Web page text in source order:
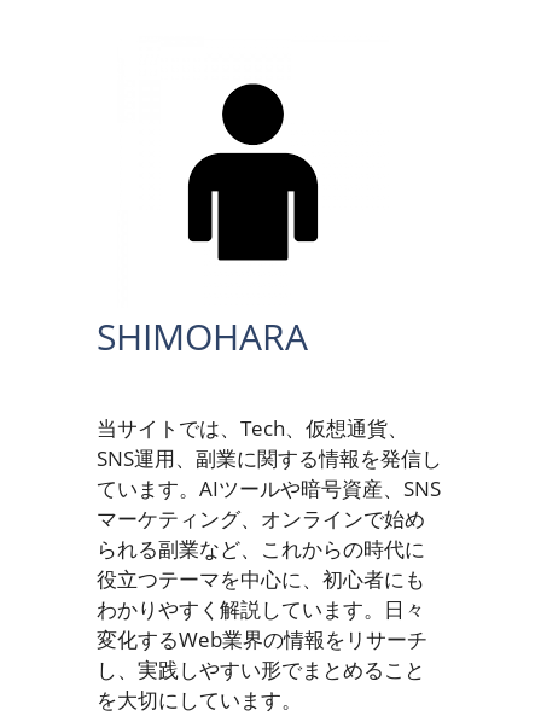
SHIMOHARA
当サイトでは、Tech、仮想通貨、
SNS運用、副業に関する情報を発信し
ています。AIツールや暗号資産、SNS
マーケティング、オンラインで始め
られる副業など、これからの時代に
役立つテーマを中心に、初心者にも
わかりやすく解説しています。日々
変化するWeb業界の情報をリサーチ
し、実践しやすい形でまとめること
を大切にしています。